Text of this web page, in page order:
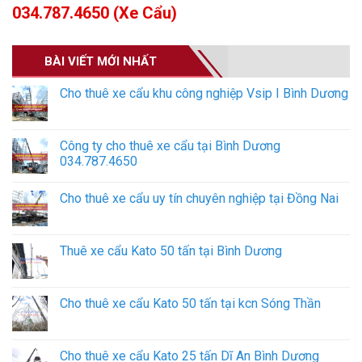
034.787.4650 (Xe Cẩu)
BÀI VIẾT MỚI NHẤT
Cho thuê xe cẩu khu công nghiệp Vsip I Bình Dương
Công ty cho thuê xe cẩu tại Bình Dương
034.787.4650
Cho thuê xe cẩu uy tín chuyên nghiệp tại Đồng Nai
Thuê xe cẩu Kato 50 tấn tại Bình Dương
Cho thuê xe cẩu Kato 50 tấn tại kcn Sóng Thần
Cho thuê xe cẩu Kato 25 tấn Dĩ An Bình Dương